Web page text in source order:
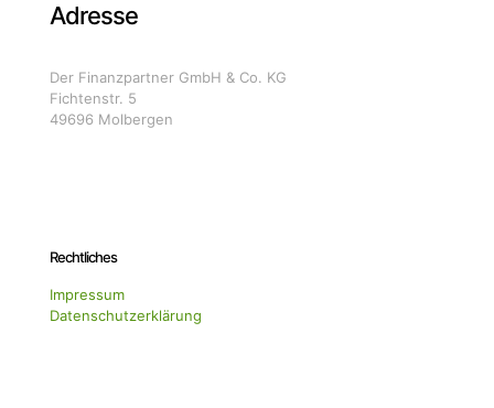
Adresse
Der Finanzpartner GmbH & Co. KG
Fichtenstr. 5
49696 Molbergen
Rechtliches
Impressum
Datenschutzerklärung